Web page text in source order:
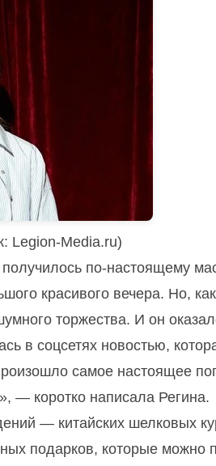
Legion-Media.ru)
получилось по-настоящему
красивого вечера. Но,
торжества. И он
в соцсетях новостью,
самое настоящее
— коротко написала Регина.
— китайских шелковых
подарков, которые можно